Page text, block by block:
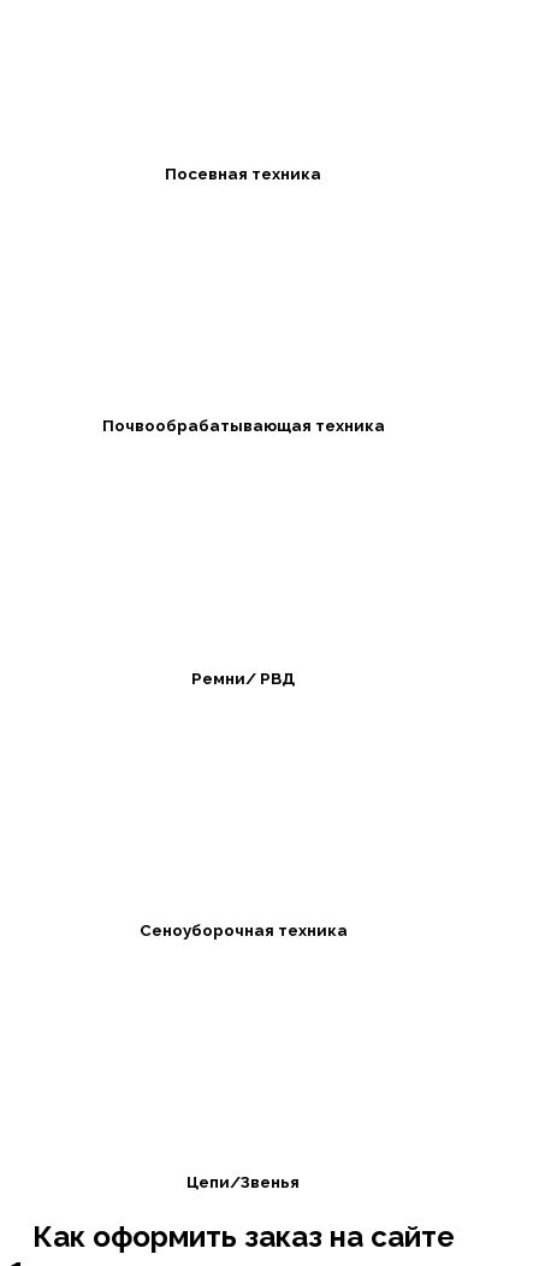
Посевная техника
Почвообрабатывающая техника
Ремни/ РВД
Сеноуборочная техника
Цепи/Звенья
Как оформить заказ на сайте